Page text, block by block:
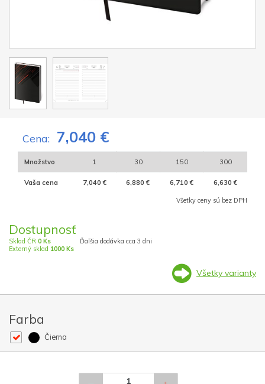
Cena: 7,040 €
Množstvo 1 30 150 300
Vaša cena 7,040 € 6,880 € 6,710 € 6,630 €
Všetky ceny sú bez DPH
Dostupnosť
Sklad ČR 0 Ks
Externý sklad 1000 Ks
Ďalšia dodávka cca 3 dni
Všetky varianty
Farba
Čierna